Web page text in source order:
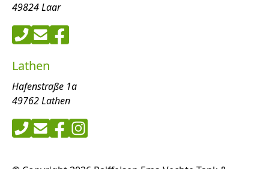
49824 Laar
Lathen
Hafenstraße 1a
49762 Lathen